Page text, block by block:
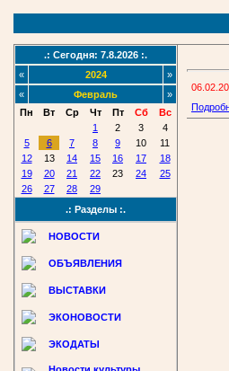
.: Сегодня: 7.8.2026 :.
«
2024
»
«
Февраль
»
Пн
Вт Ср Чт Пт Сб
Вс
1
2 3
4
5
6 7 8 9 10
11
12
13 14 15 16 17
18
19
20 21 22 23 24
25
26
27 28
29
.: Разделы :.
НОВОСТИ
ОБЪЯВЛЕНИЯ
ВЫСТАВКИ
ЭКОНОВОСТИ
ЭКОДАТЫ